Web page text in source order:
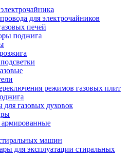
для электрочайников
печей
поджига
режимов газовых плит
газовых духовок
машин
для эксплуатации стиральных